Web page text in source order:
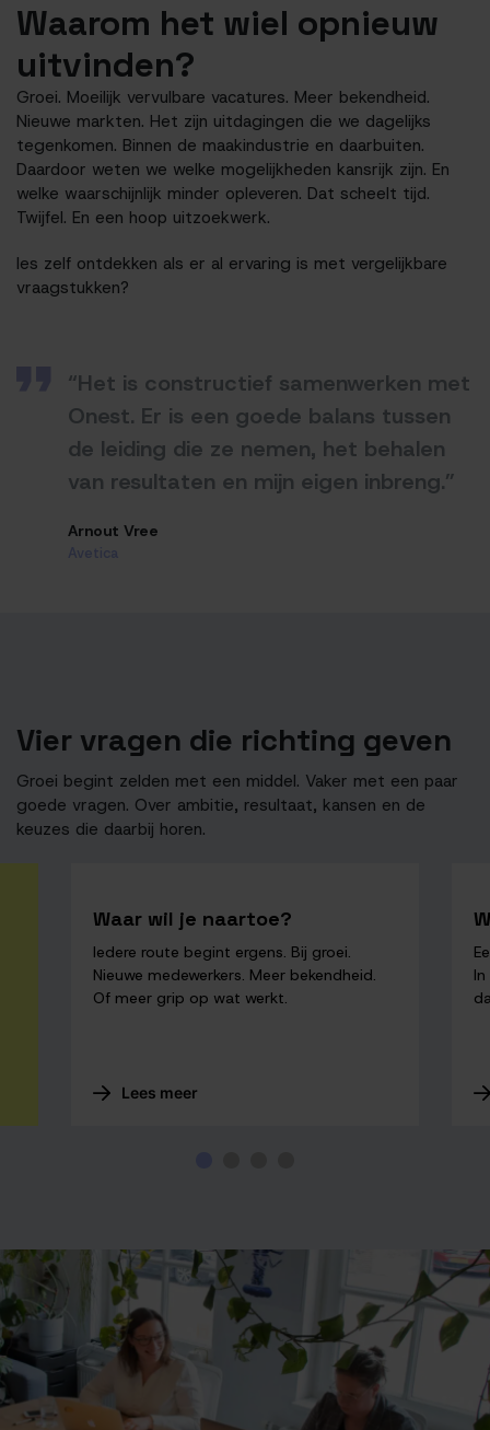
Waarom het wiel opnieuw
uitvinden?
Groei. Moeilijk vervulbare vacatures. Meer bekendheid.
Nieuwe markten. Het zijn uitdagingen die we dagelijks
tegenkomen. Binnen de maakindustrie en daarbuiten.
Daardoor weten we welke mogelijkheden kansrijk zijn. En
welke waarschijnlijk minder opleveren. Dat scheelt tijd.
Twijfel. En een hoop uitzoekwerk.
les zelf ontdekken als er al ervaring is met vergelijkbare
vraagstukken?
“Het is constructief samenwerken met
Onest. Er is een goede balans tussen
de leiding die ze nemen, het behalen
van resultaten en mijn eigen inbreng.”
Arnout Vree
Vier vragen die richting geven
Groei begint zelden met een middel. Vaker met een paar
goede vragen. Over ambitie, resultaat, kansen en de
keuzes die daarbij horen.
Waar wil je naartoe?
Iedere route begint ergens. Bij groei.
Nieuwe medewerkers. Meer bekendheid.
Of meer grip op wat werkt.
Lees meer